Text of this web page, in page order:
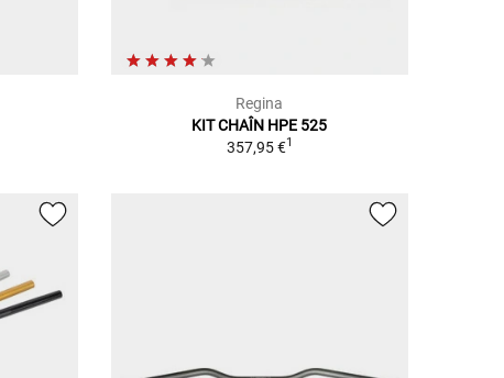
Regina
KIT CHAÎN HPE 525
357,95 €1